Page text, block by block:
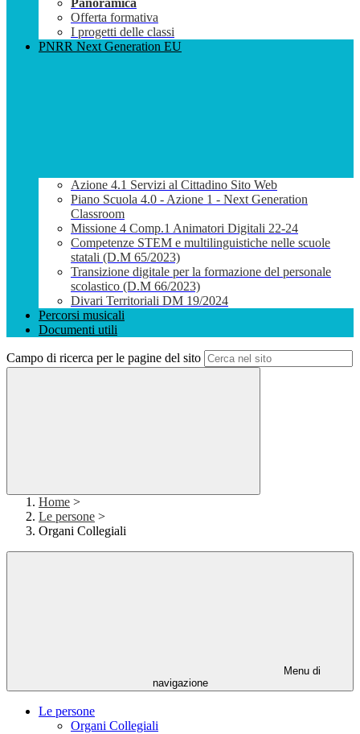
Panoramica
Offerta formativa
I progetti delle classi
PNRR Next Generation EU
Azione 4.1 Servizi al Cittadino Sito Web
Piano Scuola 4.0 - Azione 1 - Next Generation
Classroom
Missione 4 Comp.1 Animatori Digitali 22-24
Competenze STEM e multilinguistiche nelle scuole
statali (D.M 65/2023)
Transizione digitale per la formazione del personale
scolastico (D.M 66/2023)
Divari Territoriali DM 19/2024
Percorsi musicali
Documenti utili
Campo di ricerca per le pagine del sito
Home >
Le persone >
Organi Collegiali
Menu di
navigazione
Le persone
Organi Collegiali